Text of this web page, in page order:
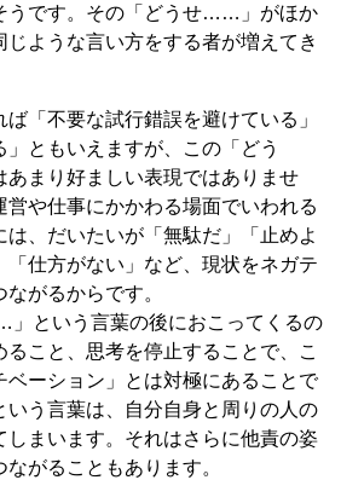
うです。その「どうせ……」がほか
ような言い方をする者が増えてき
「不要な試行錯誤を避けている」
」ともいえますが、この「どう
まり好ましい表現ではありませ
営や仕事にかかわる場面でいわれる
、だいたいが「無駄だ」「止めよ
「仕方がない」など、現状をネガテ
がるからです。
」という言葉の後におこってくるの
こと、思考を停止することで、こ
ベーション」とは対極にあることで
う言葉は、自分自身と周りの人の
しまいます。それはさらに他責の姿
がることもあります。